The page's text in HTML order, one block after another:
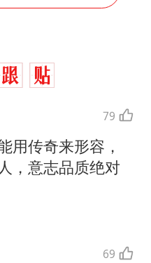
79
用传奇来形容，
，意志品质绝对
69